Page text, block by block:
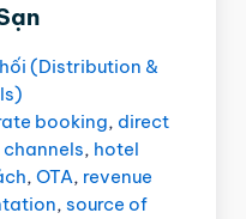
(Distribution &
booking, direct
, hotel
, OTA, revenue
,source of